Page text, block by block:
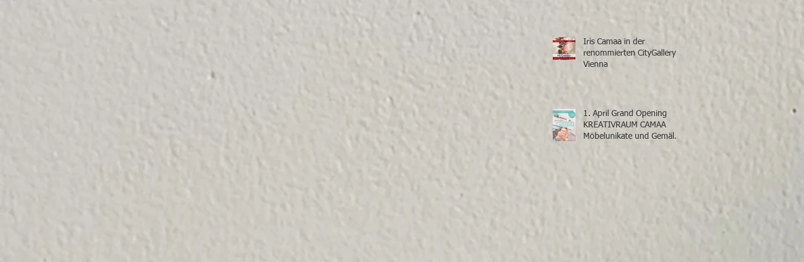
Iris Camaa in der
renommierten CityGallery
Vienna
1. April Grand Opening
KREATIVRAUM CAMAA
Möbelunikate und Gemälde